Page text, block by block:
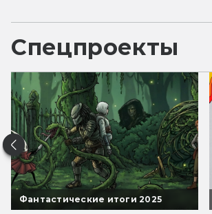
Спецпроекты
Фантастические итоги 2025